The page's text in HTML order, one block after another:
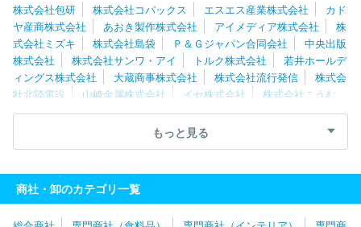
株式会社包研 株式会社コパックス エスエス産業株式会社
カド
ヤ産商株式会社
あおき製作株式会社 アイメディア株式会社
株
式会社ミズキ
株式会社島袋 Ｐ＆Ｇジャパン合同会社
中央出版
株式会社
株式会社サンワ・アイ トルク株式会社
若井ホールデ
ィングス株式会社
大蔵商事株式会社 株式会社流行発信
株式会
社北陸電設
山崎金属株式会社 イセ株式会社
株式会社こうむ
ら
折武株式会社 株式会社エヌエーシー
梶原産業株式会社
愛協産業株式会社
株式会
社テクノアソシエ
旭創業
下西技研工業株式会社 株式会社オオヤマ
株式会社ポニ
ー
株式会社ワイ・ヨット
もっと見る
商社・卸のカテゴリ一覧